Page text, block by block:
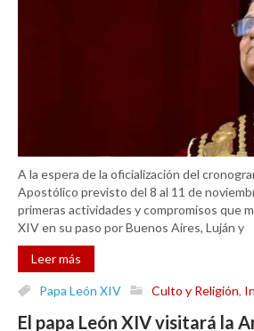
A la espera de la oficialización del
Apostólico previsto del 8 al 11 de
primeras actividades y compromisos que
XIV en su paso por Buenos Aires, Luján y
Leer más
Papa León XIV Culto y Religión,
El papa León XIV visitará la